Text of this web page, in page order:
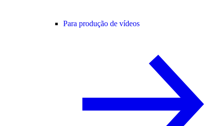
Para produção de vídeos